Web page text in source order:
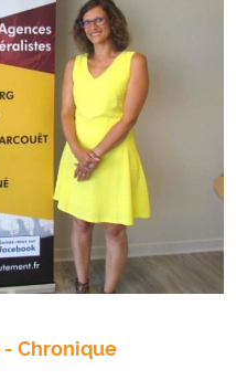
Chronique